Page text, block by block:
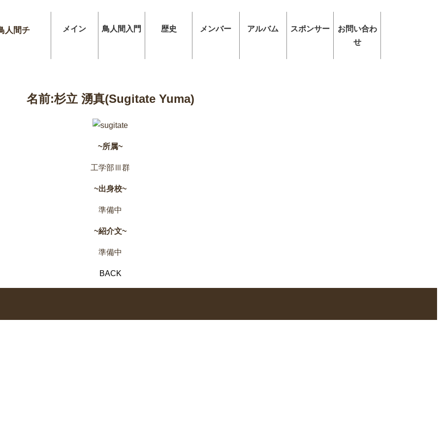
人間チ メイン 鳥人間入門 歴史 メンバー アルバム スポンサー
お問い合わ
せ
名前:杉立 湧真(Sugitate Yuma)
~所属~
工学部Ⅲ群
~出身校~
準備中
~紹介文~
準備中
BACK